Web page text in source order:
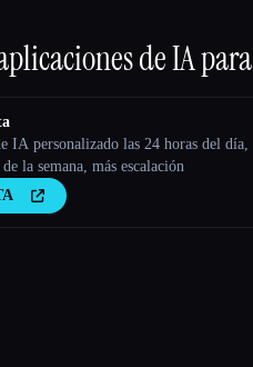
de IA para
IA personalizado las 24 horas del día,
la semana, más escalación